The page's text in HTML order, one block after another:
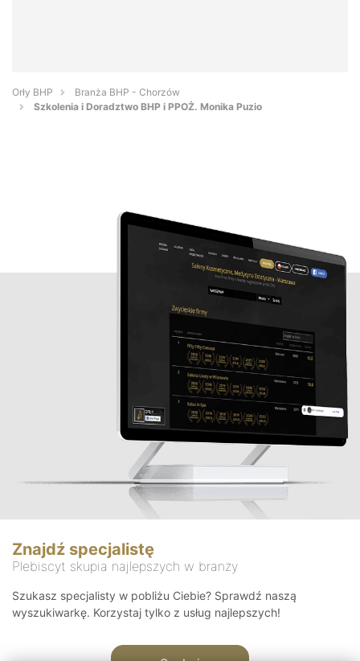
Orły BHP
Branża BHP - Chorzów
Szkolenia i Doradztwo BHP i PPOŻ. Monika Puzio
Znajdź specjalistę
Plebiscyt skupia najlepszych w branży
Szukasz specjalisty w pobliżu Ciebie? Sprawdź naszą
wyszukiwarkę. Korzystaj tylko z usług najlepszych!